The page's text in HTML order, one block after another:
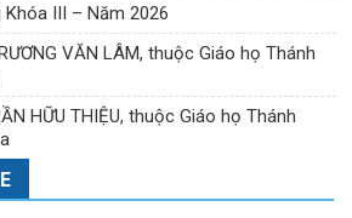
III – Năm 2026
VĂN LÂM, thuộc Giáo họ Thánh
HỮU THIỆU, thuộc Giáo họ Thánh